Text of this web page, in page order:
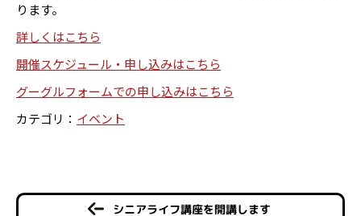
ります。
詳しくはこちら
開催スケジュール・申し込みはこちら
グーグルフォームでの申し込みはこちら
カテゴリ： イベント
シニアライフ講座を開講します